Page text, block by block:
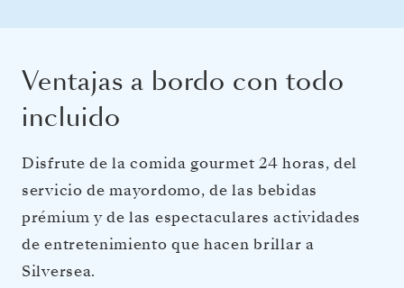
Ventajas a bordo con todo
incluido
Disfrute de la comida gourmet 24 horas, del
servicio de mayordomo, de las bebidas
prémium y de las espectaculares actividades
de entretenimiento que hacen brillar a
Silversea.